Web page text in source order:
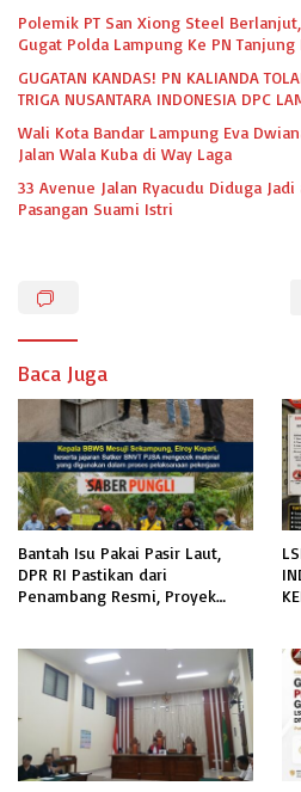
Polemik PT San Xiong Steel
Gugat Polda Lampung Ke PN Tanjung
GUGATAN KANDAS! PN KALIANDA
TRIGA NUSANTARA INDONESIA DPC
Wali Kota Bandar Lampung Eva
Jalan Wala Kuba di Way Laga
33 Avenue Jalan Ryacudu Diduga
Pasangan Suami Istri
Baca Juga
Bantah Isu Pakai Pasir Laut,
DPR RI Pastikan dari
Penambang Resmi, Proyek